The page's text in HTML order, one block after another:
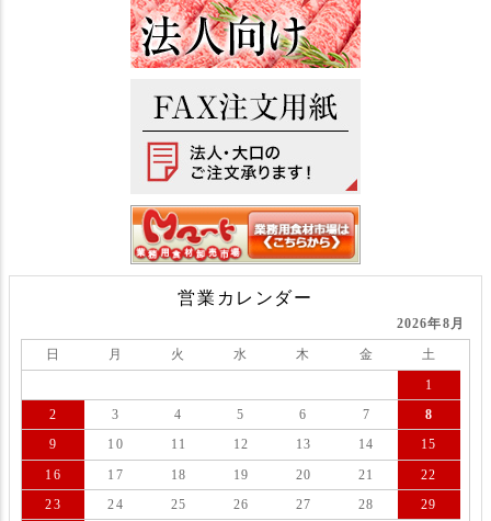
営業カレンダー
2026年8月
日 月 火 水 木 金
土
1
2
3 4 5 6 7
8
9
10 11 12 13 14
15
16
17 18 19 20 21
22
23
24 25 26 27 28
29